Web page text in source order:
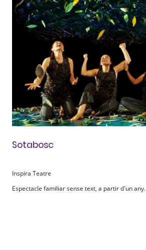
Sotabosc
Inspira Teatre
Espectacle familiar sense text, a partir d'un any.